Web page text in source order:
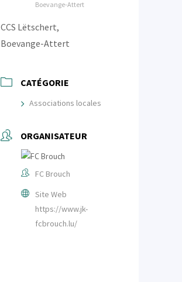
Boevange-Attert
CCS Lëtschert,
Boevange-Attert
CATÉGORIE
Associations locales
ORGANISATEUR
FC Brouch
Site Web
https://www.jk-
fcbrouch.lu/